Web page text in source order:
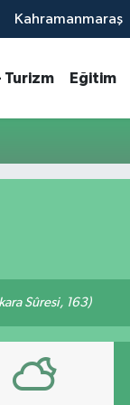
Kahramanmaraş
Turizm Eğitim
Sûresi, 163)